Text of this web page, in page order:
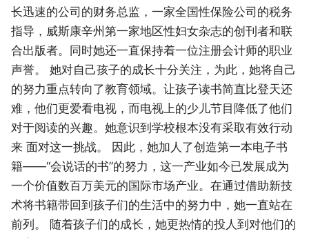
长迅速的公司的财务总监，一家全国性保险公司的税务
指导，威斯康辛州第一家地区性妇女杂志的创刊者和联
合出版者。同时她还一直保持着一位注册会计师的职业
声誉。 她对自己孩子的成长十分关注，为此，她将自己
的努力重点转向了教育领域。让孩子读书简直比登天还
难，他们更爱看电视，而电视上的少儿节目降低了他们
对于阅读的兴趣。她意识到学校根本没有采取有效行动
来 面对这一挑战。 因此，她加人了创造第一本电子书
籍――“会说话的书”的努力，这一产业如今已发展成为
一个价值数百万美元的国际市场产业。在通过借助新技
术将书籍带回到孩子们的生活中的努力中，她一直站在
前列。 随着孩子们的成长，她更热情的投人到对他们的